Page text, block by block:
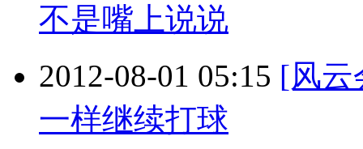
不是嘴上说说
2012-08-01 05:15 [风云
一样继续打球